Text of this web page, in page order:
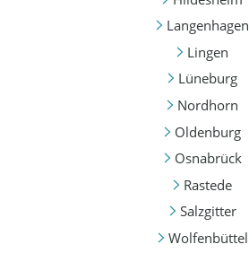
Langenhagen
Lingen
Lüneburg
Nordhorn
Oldenburg
Osnabrück
Rastede
Salzgitter
Wolfenbüttel